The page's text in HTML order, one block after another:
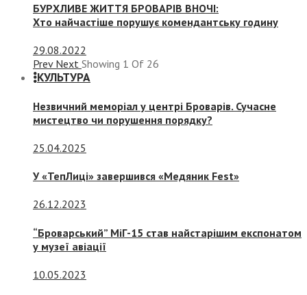
БУРХЛИВЕ ЖИТТЯ БРОВАРІВ ВНОЧІ:
Хто найчастіше порушує комендантську годину
29.08.2022
Prev Next Showing 1 Of 26
КУЛЬТУРА
Незвичний меморіал у центрі Броварів. Сучасне
мистецтво чи порушення порядку?
25.04.2025
У «ТепЛиці» завершився «Медяник Fest»
26.12.2023
“Броварський” МіГ-15 став найстарішим експонатом
у музеї авіації
10.05.2023